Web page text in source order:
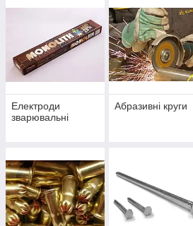
Електроди
зварювальні
Абразивні круги